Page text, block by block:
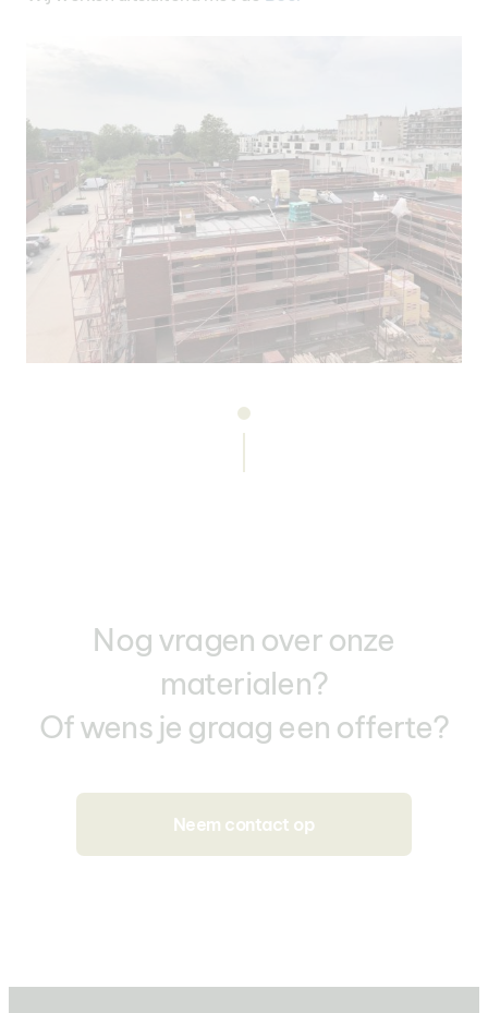
Nog vragen over onze
materialen?
Of wens je graag een offerte?
Neem contact op